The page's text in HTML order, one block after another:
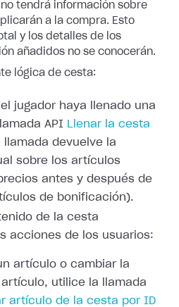
tendrá información sobre
a la compra. Esto
y los detalles de los
añadidos no se conocerán.
lógica de cesta:
jugador haya llenado una
API Llenar la cesta
llamada devuelve la
sobre los artículos
antes y después de
de bonificación).
de la cesta
acciones de los usuarios:
artículo o cambiar la
utilice la llamada
artículo de la cesta por ID